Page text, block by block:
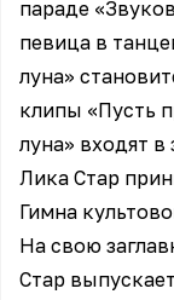
параде
певица в
луна»
клипы «Пусть
луна» входят
Лика Стар
Гимна
На свою
Стар